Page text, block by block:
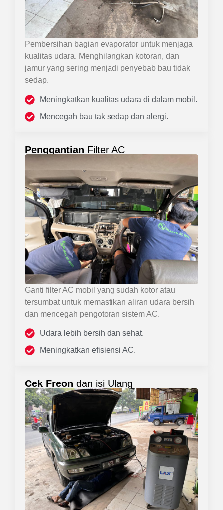
Pembersihan bagian evaporator untuk menjaga
kualitas udara. Menghilangkan kotoran, dan
jamur yang sering menjadi penyebab bau tidak
sedap.
Meningkatkan kualitas udara di dalam mobil.
Mencegah bau tak sedap dan alergi.
Penggantian Filter AC
Ganti filter AC mobil yang sudah kotor atau
tersumbat untuk memastikan aliran udara bersih
dan mencegah pengotoran sistem AC.
Udara lebih bersih dan sehat.
Meningkatkan efisiensi AC.
Cek Freon dan isi Ulang